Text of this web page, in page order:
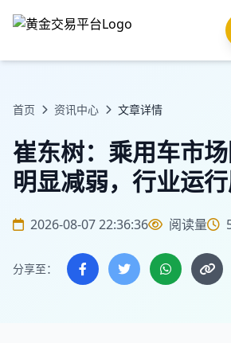
首页 资讯中心 文章详情
崔东树：乘用车市
明显减弱，行业运
2026-08-07 22:36:36 阅读量
分享至：